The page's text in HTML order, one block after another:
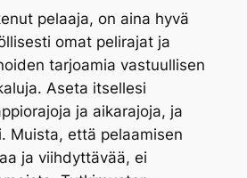
pelaaja, on aina hyvä
omat pelirajat ja
tarjoamia vastuullisen
Aseta itsellesi
ja aikarajoja, ja
Muista, että pelaamisen
ja viihdyttävää, ei